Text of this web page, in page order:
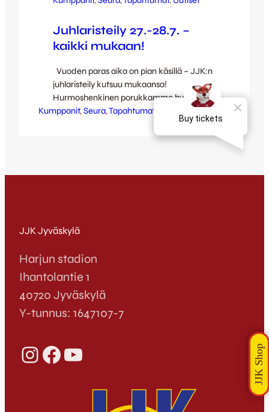
Juhlaristeily 27.-28.7. –
kaikki mukaan!
Vuoden paras aika on pian käsillä – JJK:n
juhlaristeily kutsuu mukaansa!
Hurmoshenkinen porukkamme hyppää
bussin kyytiin lauantaina 27.7.
aamupäivästä, josta jatkamme iloisen
ohjelman merkeissä kohti etelää ja
virittelemme bussissakin harjoitellut
mestareista. Yllätysohjelman myötä
Kumppanit, Seura, Tapahtumat
JJK Jyväskylä
Harjun stadion
Ihantolantie 1
40720 Jyväskylä
Y-tunnus: 1647107-7
InstagramFacebook YouTube